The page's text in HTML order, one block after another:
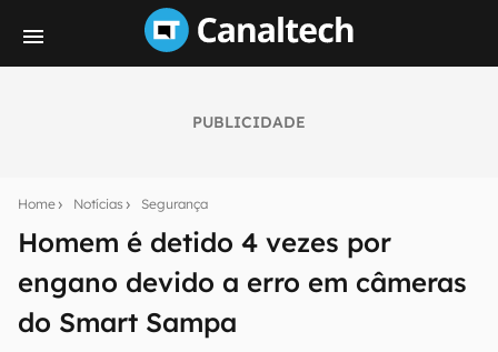
PUBLICIDADE
Home Notícias Segurança
Homem é detido 4 vezes por
engano devido a erro em câmeras
do Smart Sampa
notícias e reviews sobre tecnologia em primeira
E-mail